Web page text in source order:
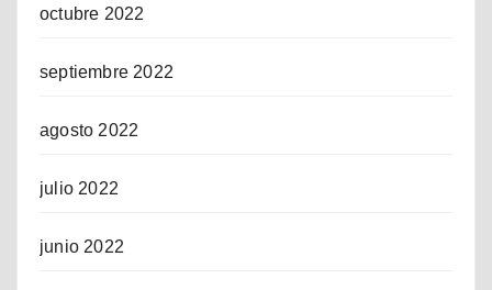
octubre 2022
septiembre 2022
agosto 2022
julio 2022
junio 2022